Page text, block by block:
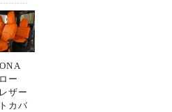
ー
ザー
カバ